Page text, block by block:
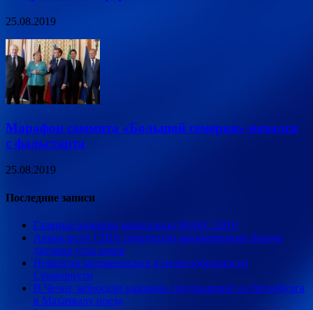
25.08.2019
Марафон саммита «Большой семерки» начался
с фальстарта
25.08.2019
Последние записи
Главные новинки авиасалона МАКС-2019
Авиавласти США попросили авиакомпании беречь
датчики угла атаки
Норвегия засомневалась в целесообразности
Севморпути
В Чечне забросали камнями следовавший из Петербурга
в Махачкалу поезд